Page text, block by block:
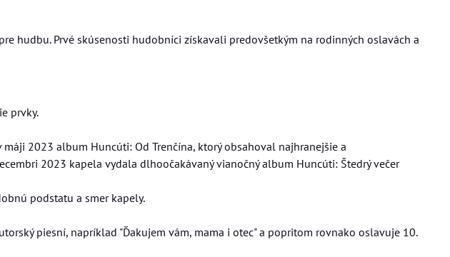
hudbu. Prvé skúsenosti hudobníci získavali predovšetkým na rodinných oslavách a
prvky.
2023 album Huncúti: Od Trenčína, ktorý obsahoval najhranejšie a
2023 kapela vydala dlhoočakávaný vianočný album Huncúti: Štedrý večer
podstatu a smer kapely.
piesní, napríklad "Ďakujem vám, mama i otec" a popritom rovnako oslavuje 10.